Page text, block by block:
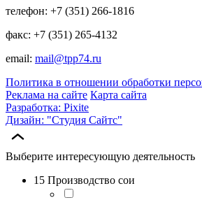
телефон: +7 (351) 266-1816
факс: +7 (351) 265-4132
email: mail@tpp74.ru
Политика в отношении обработки
Реклама на сайте Карта сайта
Разработка: Pixite
Дизайн: "Студия Сайтс"
Выберите интересующую деятельность
15 Производство сои